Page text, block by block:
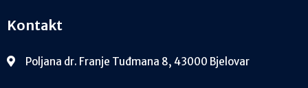
Kontakt
Poljana dr. Franje Tuđmana 8, 43000 Bjelovar